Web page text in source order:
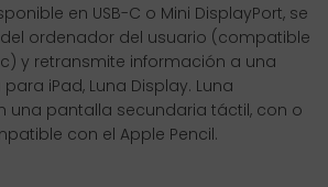
en USB-C o Mini DisplayPort, se
ordenador del usuario (compatible
y retransmite información a una
iPad, Luna Display. Luna
una pantalla secundaria táctil, con o
con el Apple Pencil.